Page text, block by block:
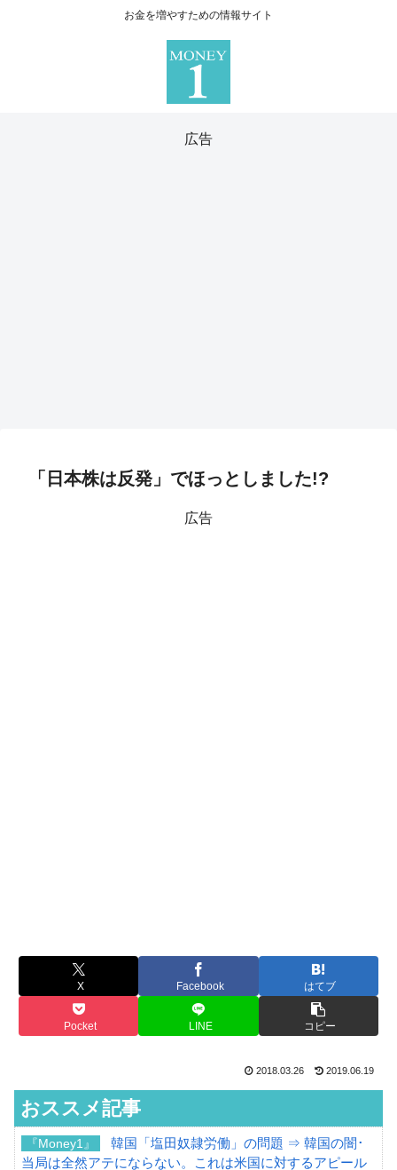
お金を増やすための情報サイト
広告
「日本株は反発」でほっとしました!?
広告
X Facebook はてブ
Pocket LINE コピー
2018.03.26 2019.06.19
おススメ記事
『Money1』
韓国「塩田奴隷労働」の問題 ⇒ 韓国の闇･
当局は全然アテにならない。これは米国に対するアピール